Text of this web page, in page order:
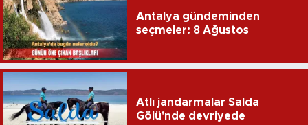
Antalya gündeminden
seçmeler: 8 Ağustos
Atlı jandarmalar Salda
Gölü'nde devriyede